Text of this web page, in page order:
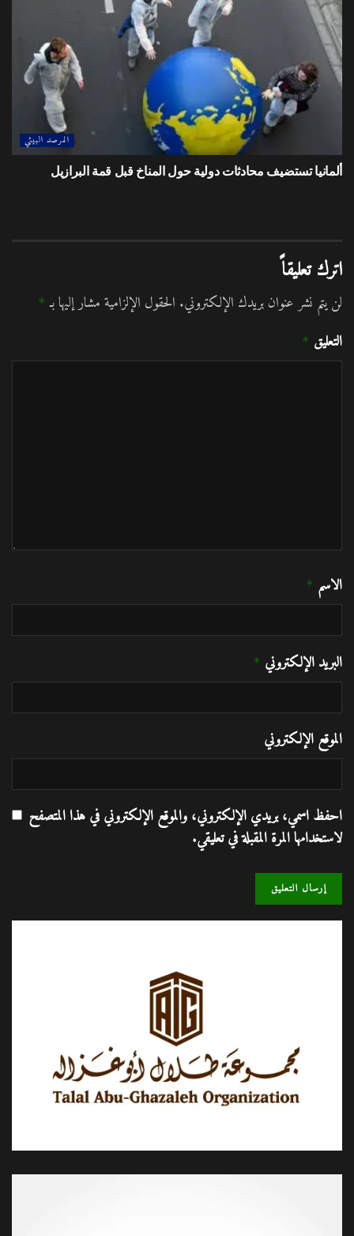
المرصد البيئي
ألمانيا تستضيف محادثات دولية حول المناخ قبل قمة البرازيل
اترك تعليقاً
لن يتم نشر عنوان بريدك الإلكتروني. الحقول الإلزامية مشار إليها بـ *
التعليق *
الاسم *
البريد الإلكتروني *
الموقع الإلكتروني
احفظ اسمي، بريدي الإلكتروني، والموقع الإلكتروني في هذا المتصفح
لاستخدامها المرة المقبلة في تعليقي.